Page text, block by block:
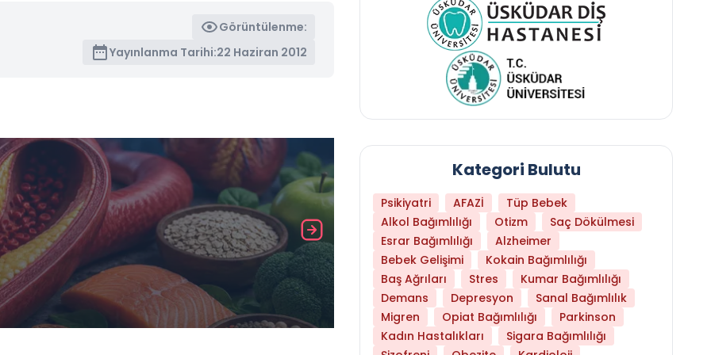
Görüntülenme:
Yayınlanma Tarihi:22 Haziran 2012
Daha Az Protein Tüketmek Yaşlanmayı
Kategori Bulutu
Psikiyatri AFAZİ
Tüp Bebek
Alkol Bağımlılığı
Otizm
Saç Dökülmesi
Esrar Bağımlılığı
Alzheimer
Bebek Gelişimi
Kokain Bağımlılığı
Baş Ağrıları
Stres
Kumar Bağımlılığı
Demans
Depresyon
Sanal Bağımlılık
Migren
Opiat Bağımlılığı
Parkinson
Kadın Hastalıkları
Sigara Bağımlılığı